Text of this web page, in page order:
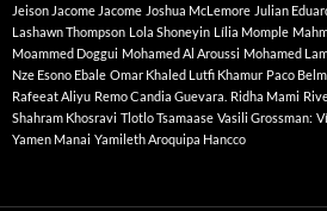
Jeison Jacome Jacome Joshua McLemore Julian
Lashawn Thompson Lola Shoneyin Lília Momple
Moammed Doggui Mohamed Al Aroussi Mohamed
Nze Esono Ebale Omar Khaled Lutfi Khamur Paco
Rafeeat Aliyu Remo Candia Guevara. Ridha Mami
Shahram Khosravi Tlotlo Tsamaase Vasili Grossman:
Yamen Manai Yamileth Aroquipa Hancco